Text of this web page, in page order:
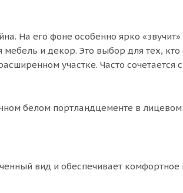
На его фоне особенно ярко
и декор. Это выбор для тех, кто
участке. Часто сочетается
белом портландцементе в лицевом
вид и обеспечивает